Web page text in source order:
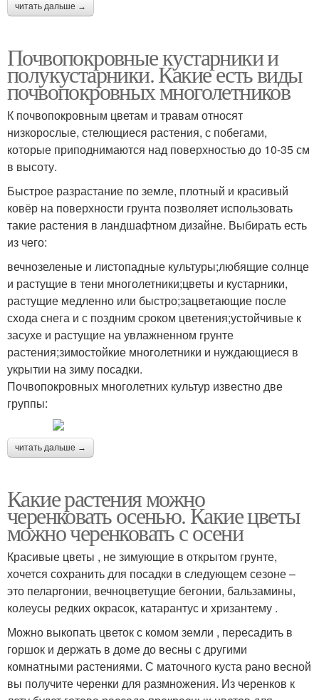
читать дальше →
Почвопокровные кустарники и
полукустарники. Какие есть виды
почвопокровных многолетников
К почвопокровным цветам и травам относят
низкорослые, стелющиеся растения, с побегами,
которые приподнимаются над поверхностью до 10-35 см
в высоту.
Быстрое разрастание по земле, плотный и красивый
ковёр на поверхности грунта позволяет использовать
такие растения в ландшафтном дизайне. Выбирать есть
из чего:
вечнозеленые и листопадные культуры;любящие солнце
и растущие в тени многолетники;цветы и кустарники,
растущие медленно или быстро;зацветающие после
схода снега и с поздним сроком цветения;устойчивые к
засухе и растущие на увлажненном грунте
растения;зимостойкие многолетники и нуждающиеся в
укрытии на зиму посадки.
Почвопокровных многолетних культур известно две
группы:
читать дальше →
Какие растения можно
черенковать осенью. Какие цветы
можно черенковать с осени
Красивые цветы , не зимующие в открытом грунте,
хочется сохранить для посадки в следующем сезоне –
это пеларгонии, вечноцветущие бегонии, бальзамины,
колеусы редких окрасок, катарантус и хризантему .
Можно выкопать цветок с комом земли , пересадить в
горшок и держать в доме до весны с другими
комнатными растениями. С маточного куста рано весной
вы получите черенки для размножения. Из черенков к